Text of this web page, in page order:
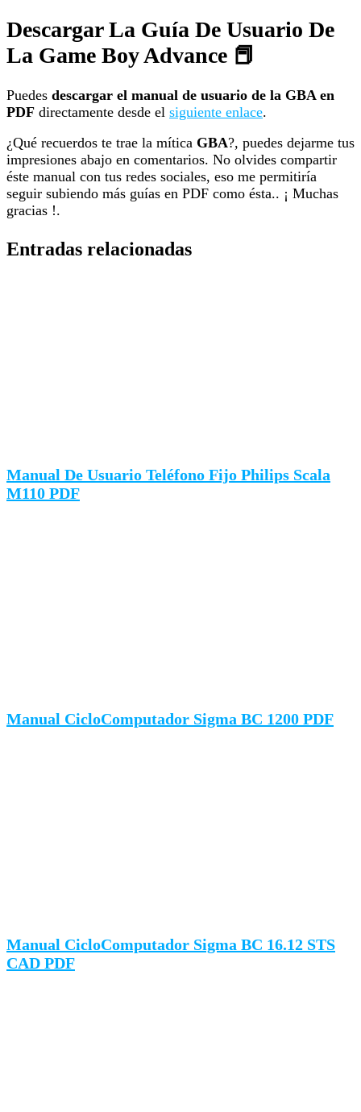
Descargar La Guía De Usuario De
La Game Boy Advance 📕
Puedes descargar el manual de usuario de la GBA en
PDF directamente desde el siguiente enlace.
¿Qué recuerdos te trae la mítica GBA?, puedes dejarme tus
impresiones abajo en comentarios. No olvides compartir
éste manual con tus redes sociales, eso me permitiría
seguir subiendo más guías en PDF como ésta.. ¡ Muchas
gracias !.
Entradas relacionadas
Manual De Usuario Teléfono Fijo Philips Scala
M110 PDF
Manual CicloComputador Sigma BC 1200 PDF
Manual CicloComputador Sigma BC 16.12 STS
CAD PDF